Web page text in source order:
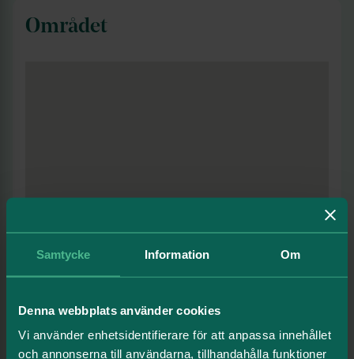
Samtycke Information Om
Denna webbplats använder cookies
Vi använder enhetsidentifierare för att anpassa innehållet
och annonserna till användarna, tillhandahålla funktioner
Området